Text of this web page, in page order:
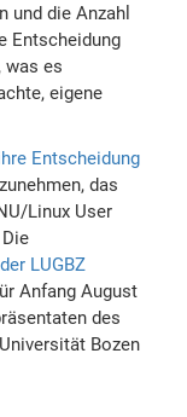
und die Anzahl
Entscheidung
was es
eigene
Entscheidung
das
Linux User
LUGBZ
Anfang August
des
Bozen